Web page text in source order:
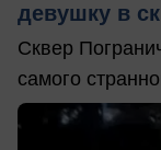
девушку в
Сквер
самого